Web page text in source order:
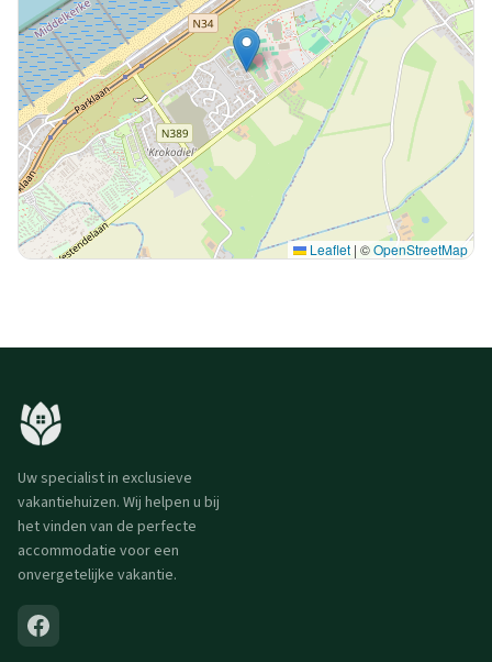
Leaflet | ©OpenStreetMap
Uw specialist in exclusieve
vakantiehuizen. Wij helpen u bij
het vinden van de perfecte
accommodatie voor een
onvergetelijke vakantie.